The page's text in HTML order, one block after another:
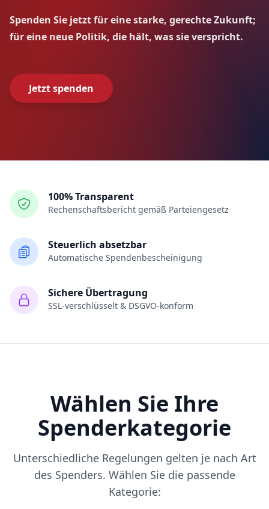
Spenden Sie jetzt für eine starke, gerechte Zukunft;
für eine neue Politik, die hält, was sie verspricht.
Jetzt spenden
100% Transparent
Rechenschaftsbericht gemäß Parteiengesetz
Steuerlich absetzbar
Automatische Spendenbescheinigung
Sichere Übertragung
SSL-verschlüsselt & DSGVO-konform
Wählen Sie Ihre
Spenderkategorie
Unterschiedliche Regelungen gelten je nach Art
des Spenders. Wählen Sie die passende
Kategorie: